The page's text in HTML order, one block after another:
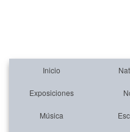
Inicio
Exposiciones
Música